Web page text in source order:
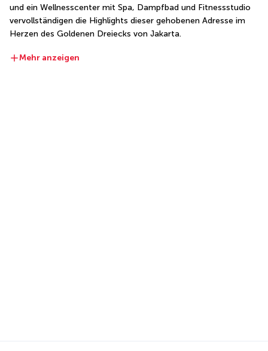
und ein Wellnesscenter mit Spa, Dampfbad und Fitnessstudio
vervollständigen die Highlights dieser gehobenen Adresse im
Herzen des Goldenen Dreiecks von Jakarta.
Mehr anzeigen